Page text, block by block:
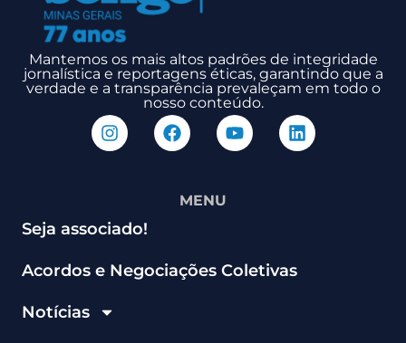
Mantemos os mais altos padrões de integridade
jornalística e reportagens éticas, garantindo que a
verdade e a transparência prevaleçam em todo o
nosso conteúdo.
MENU
Seja associado!
Acordos e Negociações Coletivas
Notícias